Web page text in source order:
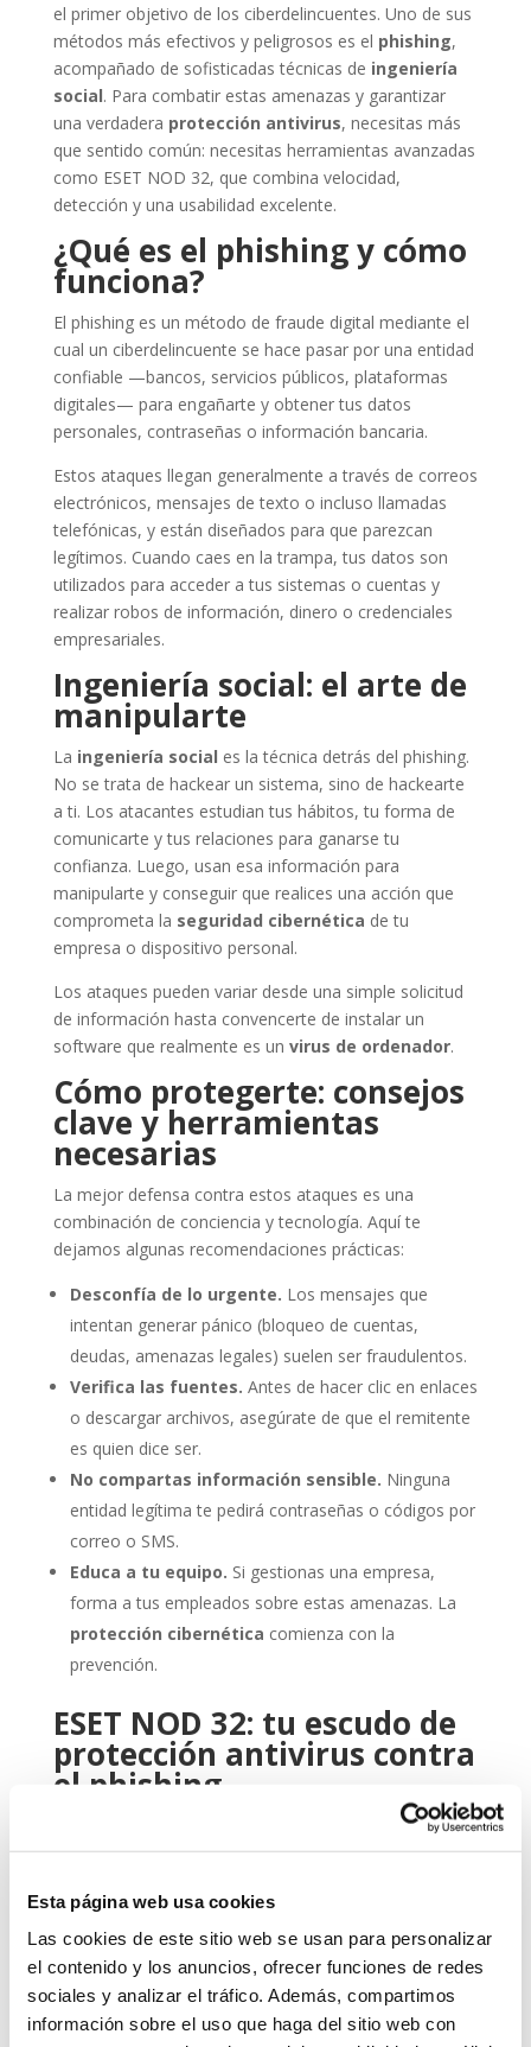
Esta página web usa cookies
Las cookies de este sitio web se usan para personalizar
el contenido y los anuncios, ofrecer funciones de redes
sociales y analizar el tráfico. Además, compartimos
información sobre el uso que haga del sitio web con
el primer objetivo de los ciberdelincuentes. Uno de sus
métodos más efectivos y peligrosos es el phishing,
acompañado de sofisticadas técnicas de ingeniería
social. Para combatir estas amenazas y garantizar
una verdadera protección antivirus, necesitas más
que sentido común: necesitas herramientas avanzadas
como ESET NOD 32, que combina velocidad,
detección y una usabilidad excelente.
¿Qué es el phishing y cómo
funciona?
El phishing es un método de fraude digital mediante el
cual un ciberdelincuente se hace pasar por una entidad
confiable —bancos, servicios públicos, plataformas
digitales— para engañarte y obtener tus datos
personales, contraseñas o información bancaria.
Estos ataques llegan generalmente a través de correos
electrónicos, mensajes de texto o incluso llamadas
telefónicas, y están diseñados para que parezcan
legítimos. Cuando caes en la trampa, tus datos son
utilizados para acceder a tus sistemas o cuentas y
realizar robos de información, dinero o credenciales
empresariales.
Ingeniería social: el arte de
manipularte
La ingeniería social es la técnica detrás del phishing.
No se trata de hackear un sistema, sino de hackearte
a ti. Los atacantes estudian tus hábitos, tu forma de
comunicarte y tus relaciones para ganarse tu
confianza. Luego, usan esa información para
manipularte y conseguir que realices una acción que
comprometa la seguridad cibernética de tu
empresa o dispositivo personal.
Los ataques pueden variar desde una simple solicitud
de información hasta convencerte de instalar un
software que realmente es un virus de ordenador.
Cómo protegerte: consejos
clave y herramientas
necesarias
La mejor defensa contra estos ataques es una
combinación de conciencia y tecnología. Aquí te
dejamos algunas recomendaciones prácticas:
Desconfía de lo urgente. Los mensajes que
intentan generar pánico (bloqueo de cuentas,
deudas, amenazas legales) suelen ser fraudulentos.
Verifica las fuentes. Antes de hacer clic en enlaces
o descargar archivos, asegúrate de que el remitente
es quien dice ser.
No compartas información sensible. Ninguna
entidad legítima te pedirá contraseñas o códigos por
correo o SMS.
Educa a tu equipo. Si gestionas una empresa,
forma a tus empleados sobre estas amenazas. La
protección cibernética comienza con la
prevención.
ESET NOD 32: tu escudo de
protección antivirus contra
el phishing
Aquí es donde entra en juego una herramienta
profesional comoESET NOD 32. Esteantivirusha
rendimiento, facilidad de uso y detección avanzada de
amenazas.
Gracias a sus capacidades heurísticas y su protección
en tiempo real, ESET NOD 32 detecta y bloquea
intentos de phishing antes de que puedan causarte